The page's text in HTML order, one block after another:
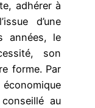
adhérer à
d’une
années, le
son
forme. Par
au